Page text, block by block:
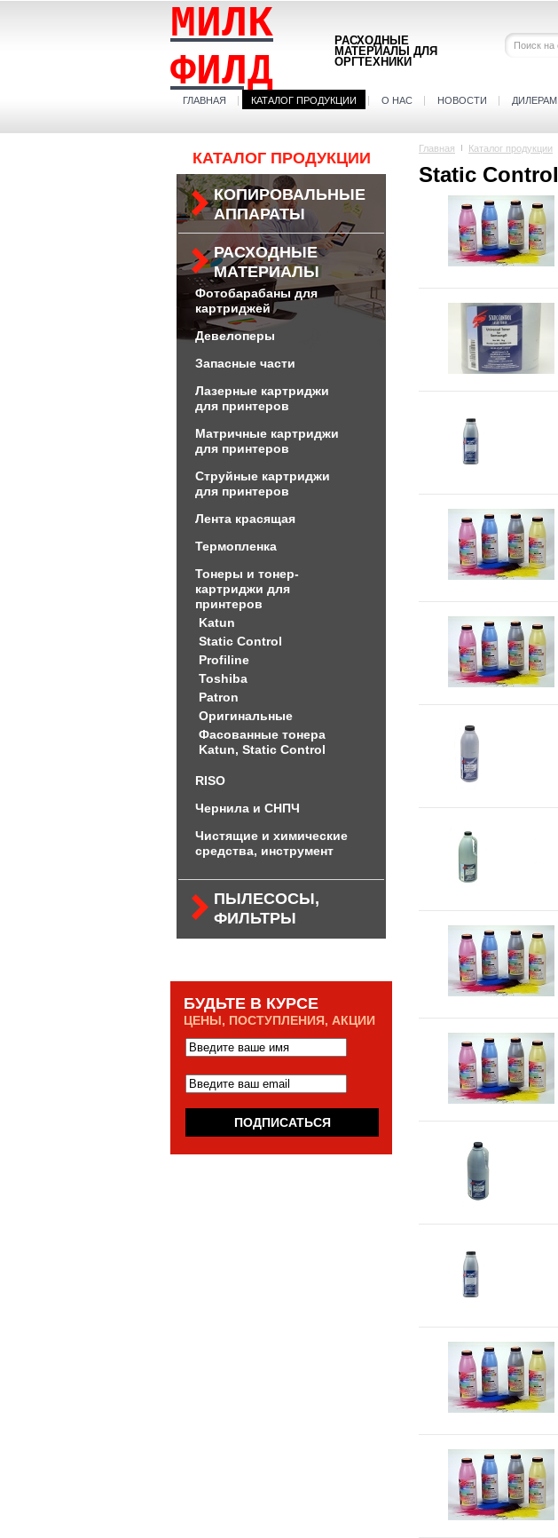
МИЛК
ФИЛД
РАСХОДНЫЕ
МАТЕРИАЛЫ ДЛЯ
ОРГТЕХНИКИ
ГЛАВНАЯ КАТАЛОГ ПРОДУКЦИИ О НАС НОВОСТИ ДИЛЕРАМ
КАТАЛОГ ПРОДУКЦИИ
КОПИРОВАЛЬНЫЕ
АППАРАТЫ
РАСХОДНЫЕ
МАТЕРИАЛЫ
Фотобарабаны для
картриджей
Девелоперы
Запасные части
Лазерные картриджи
для принтеров
Матричные картриджи
для принтеров
Струйные картриджи
для принтеров
Лента красящая
Термопленка
Тонеры и тонер-
картриджи для
принтеров
Katun
Static Control
Profiline
Toshiba
Patron
Оригинальные
Фасованные тонера
Katun, Static Control
RISO
Чернила и СНПЧ
Чистящие и химические
средства, инструмент
ПЫЛЕСОСЫ,
ФИЛЬТРЫ
БУДЬТЕ В КУРСЕ
ЦЕНЫ, ПОСТУПЛЕНИЯ, АКЦИИ
Главная Каталог продукции
Static Control